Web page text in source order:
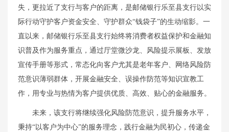
失，更拉近了支行与客户的距离，是邮储银行乐至县支行以实
际行动守护客户资金安全、守护群众“钱袋子”的生动缩影。一
直以来，邮储银行乐至县支行始终将消费者权益保护和金融知
识普及作为服务重点，通过厅堂微沙龙、风险提示展板、发放
宣传手册等形式，常态化向客户尤其是老年客户、网络风险防
范意识薄弱群体，开展金融安全、误操作防范等知识宣教工
作，用专业与热情为客户提供优质、高效、贴心的金融服务。
未来，该支行将继续强化风险防范意识，提升服务水平，
秉持“以客户为中心”的服务理念，践行金融为民初心，传递金